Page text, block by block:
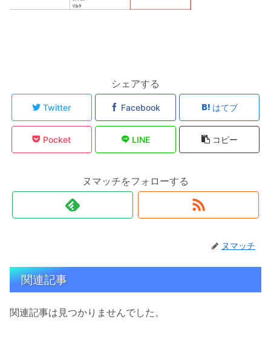
シェアする
Twitter Facebook はてブ
Pocket LINE コピー
ヌマッチをフォローする
ヌマッチ
関連記事
関連記事は見つかりませんでした。